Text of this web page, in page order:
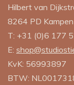
Hilbert van
8264 PD Kampen
T: +31 (0)6 177
E:
KvK: 56993897
BTW: